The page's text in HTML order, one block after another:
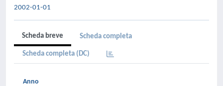
2002-01-01
Scheda breve Scheda completa
Scheda completa (DC)
Anno